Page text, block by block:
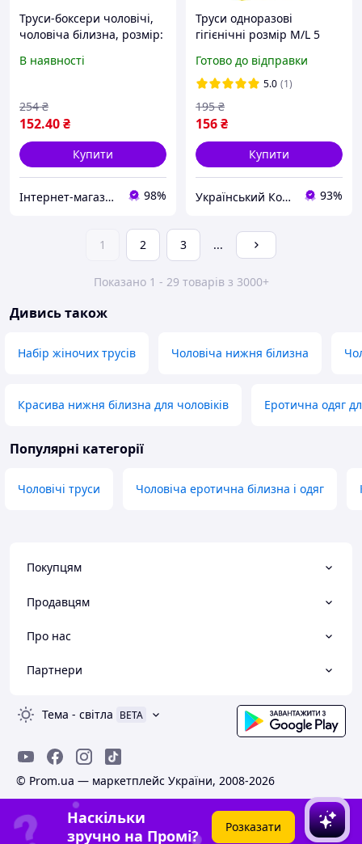
Труси-боксери чоловічі,
чоловіча білизна, розмір:
В наявності
152.40₴
254 ₴
Купити
Інтернет-магазин одягу та взуття "Obnofka" 98%
Труси одноразові
гігієнічні розмір M/L 5
85)
Готово до відправки
5.0 (1)
156₴
195 ₴
Купити
Український Кошик 93%
1 2 3 ...
Показано 1 - 29 товарів з 3000+
Дивись також
Набір жіночих трусів Чоловіча нижня білизна
Красива нижня білизна для чоловіків Еротична одяг
Популярні категорії
Чоловічі труси Чоловіча еротична білизна і одяг
Покупцям
Продавцям
Про нас
Партнери
Тема - світла BETA
© Prom.ua — маркетплейс України, 2008-2026
Наскільки
зручно на Промі?
Розказати